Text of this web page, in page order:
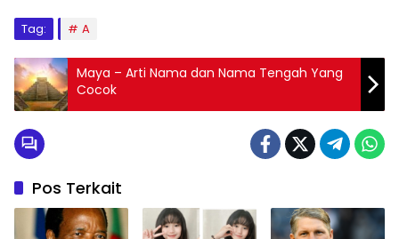
Tag: A
Maya – Arti Nama dan Nama Tengah Yang
Cocok
Pos Terkait